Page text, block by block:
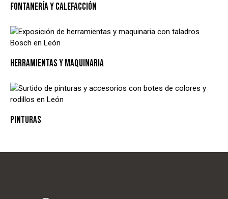
FONTANERÍA Y CALEFACCIÓN
HERRAMIENTAS Y MAQUINARIA
PINTURAS